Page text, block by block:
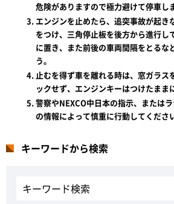
危険がありますので極力避けて停車し
エンジンを止めたら、追突事故が起き
をつけ、三角停止板を後方から進行し
に置き、また前後の車両間隔をとるな
う。
止むを得ず車を離れる時は、窓ガラス
ックせず、エンジンキーはつけたまま
警察やNEXCO中日本の指示、または
の情報によって慎重に行動してくださ
キーワードから検索